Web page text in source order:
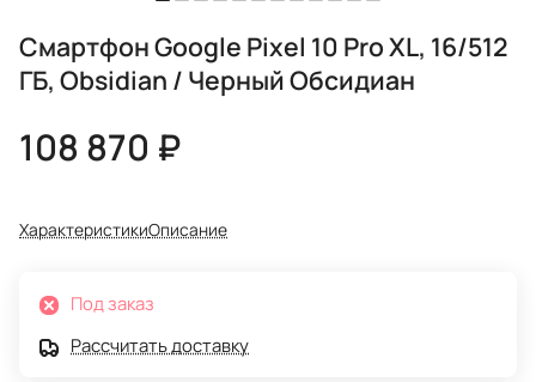
Смартфон Google Pixel 10 Pro XL, 16/512
ГБ, Obsidian / Черный Обсидиан
108 870 ₽
ХарактеристикиОписание
Под заказ
Рассчитать доставку